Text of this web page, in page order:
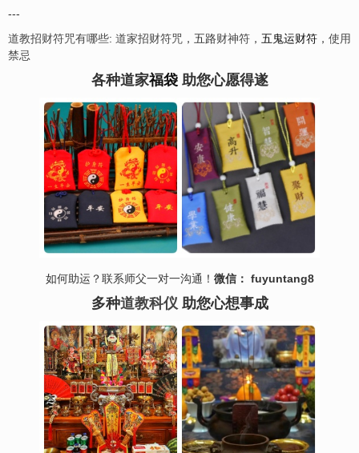
---
道教招财符咒有哪些: 道家招财符咒 ，五路财神符 ， 五鬼运财符 ， 使用
禁忌
各种道家福袋助您心愿得遂
如何助运？联系师父一对一沟通！ 微信： fuyuntang8
多种道教科仪助您心想事成